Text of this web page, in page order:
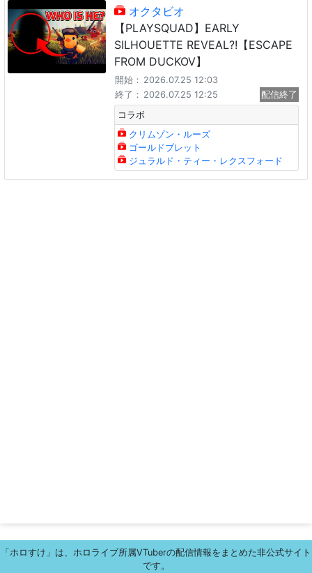
オクタビオ
【PLAYSQUAD】EARLY
SILHOUETTE REVEAL?!【ESCAPE
FROM DUCKOV】
開始： 2026.07.25 12:03
終了： 2026.07.25 12:25
配信終了
コラボ
クリムゾン・ルーズ
ゴールドブレット
ジュラルド・ティー・レクスフォード
「ホロすけ」は、ホロライブ所属VTuberの配信情報をまとめた非公式サイト
です。